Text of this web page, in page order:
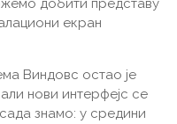
добити представу
екран
Виндовс остао је
нови интерфејс се
знамо: у средини